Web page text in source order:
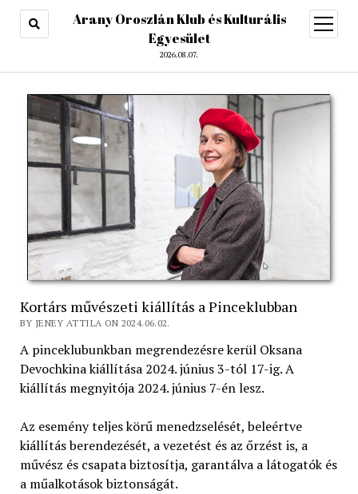
Arany Oroszlán Klub és Kulturális
Egyesület
2026.08.07.
open
menu
Kortárs művészeti kiállítás a Pinceklubban
BY JENEY ATTILA ON 2024.06.02.
A pinceklubunkban megrendezésre kerül Oksana
Devochkina kiállítása 2024. június 3-tól 17-ig. A
kiállítás megnyitója 2024. június 7-én lesz.
Az esemény teljes körű menedzselését, beleértve
kiállítás berendezését, a vezetést és az őrzést is, a
művész és csapata biztosítja, garantálva a látogatók és
a műalkotások biztonságát.